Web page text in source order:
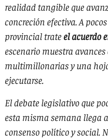
realidad tangible que
concreción efectiva. A
provincial trateel acuerdo
escenario muestra
multimillonarias y una
ejecutarse.
El debate legislativo que
esta misma semana llega
consenso político y social.